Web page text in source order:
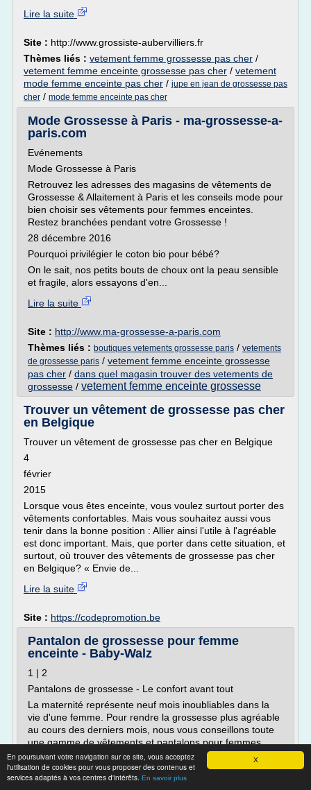
X
En poursuivant votre navigation sur ce site, vous acceptez
l'utilisation de cookies pour vous proposer des contenus et
services adaptés à vos centres d'intérêts. En savoir plus
Lire la suite
Site : http://www.grossiste-aubervilliers.fr
Thèmes liés : vetement femme grossesse pas cher /
vetement femme enceinte grossesse pas cher / vetement
mode femme enceinte pas cher / jupe en jean de grossesse pas
cher / mode femme enceinte pas cher
Mode Grossesse à Paris - ma-grossesse-a-
paris.com
Evénements
Mode Grossesse à Paris
Retrouvez les adresses des magasins de vêtements de
Grossesse & Allaitement à Paris et les conseils mode pour
bien choisir ses vêtements pour femmes enceintes.
Restez branchées pendant votre Grossesse !
28 décembre 2016
Pourquoi privilégier le coton bio pour bébé?
On le sait, nos petits bouts de choux ont la peau sensible
et fragile, alors essayons d'en...
Lire la suite
Site : http://www.ma-grossesse-a-paris.com
Thèmes liés : boutiques vetements grossesse paris / vetements
de grossesse paris / vetement femme enceinte grossesse
pas cher / dans quel magasin trouver des vetements de
grossesse / vetement femme enceinte grossesse
Trouver un vêtement de grossesse pas cher
en Belgique
Trouver un vêtement de grossesse pas cher en Belgique
4
février
2015
Lorsque vous êtes enceinte, vous voulez surtout porter des
vêtements confortables. Mais vous souhaitez aussi vous
tenir dans la bonne position : Allier ainsi l'utile à l'agréable
est donc important. Mais, que porter dans cette situation, et
surtout, où trouver des vêtements de grossesse pas cher
en Belgique? « Envie de...
Lire la suite
Site : https://codepromotion.be
Pantalon de grossesse pour femme
enceinte - Baby-Walz
1 | 2
Pantalons de grossesse - Le confort avant tout
La maternité représente neuf mois inoubliables dans la
vie d'une femme. Pour rendre la grossesse plus agréable
au cours des derniers mois, nous vous conseillons toute
une gamme de vêtements et pantalons pour femmes
enceintes, pratiques à porter au quotidien. Nos pantalons
de grossesse sont spécialement conçus pour éviter de
comprimer le...